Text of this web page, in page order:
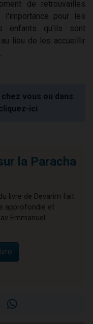
de retrouvailles
l'importance pour les
enfants qu'ils sont
lieu de les accueillir
vous ou dans
ici
la Paracha
livre de Devarim fait
approfondie et
Emmanuel